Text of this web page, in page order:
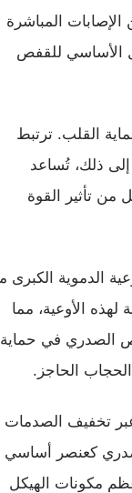
المباشرة
الأساسي للقفص
القلب. ترتبط
ذلك، تُساعد
تأثير القوة
الدموية الكبرى
الأوعية، مما
الصدري في حماية
الحاجز.
تخفيف الصدمات
كعنصر أساسي
مكونات الهيكل